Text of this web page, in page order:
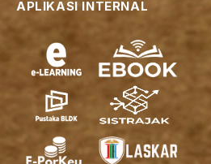
APLIKASI INTERNAL